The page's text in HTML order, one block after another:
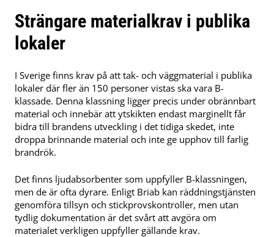
Strängare materialkrav i publika
lokaler
I Sverige finns krav på att tak- och väggmaterial i publika
lokaler där fler än 150 personer vistas ska vara B-
klassade. Denna klassning ligger precis under obrännbart
material och innebär att ytskikten endast marginellt får
bidra till brandens utveckling i det tidiga skedet, inte
droppa brinnande material och inte ge upphov till farlig
brandrök.
Det finns ljudabsorbenter som uppfyller B-klassningen,
men de är ofta dyrare. Enligt Briab kan räddningstjänsten
genomföra tillsyn och stickprovskontroller, men utan
tydlig dokumentation är det svårt att avgöra om
materialet verkligen uppfyller gällande krav.